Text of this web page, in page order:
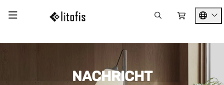
NACHRICHT